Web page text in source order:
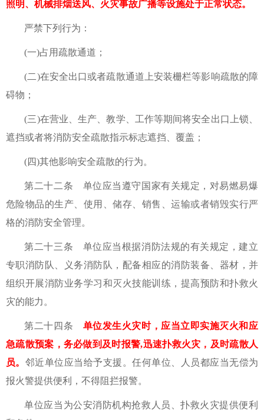
照明、机械排烟送风、火灾事故广播等设施处于正常状态。
严禁下列行为：
(一)占用疏散通道；
(二)在安全出口或者疏散通道上安装栅栏等影响疏散的障
碍物；
(三)在营业、生产、教学、工作等期间将安全出口上锁、
遮挡或者将消防安全疏散指示标志遮挡、覆盖；
(四)其他影响安全疏散的行为。
第二十二条 单位应当遵守国家有关规定，对易燃易爆
危险物品的生产、使用、储存、销售、运输或者销毁实行严
格的消防安全管理。
第二十三条 单位应当根据消防法规的有关规定，建立
专职消防队、义务消防队，配备相应的消防装备、器材，并
组织开展消防业务学习和灭火技能训练，提高预防和扑救火
灾的能力。
第二十四条 单位发生火灾时，应当立即实施灭火和应
急疏散预案，务必做到及时报警,迅速扑救火灾，及时疏散人
员。 邻近单位应当给予支援。任何单位、人员都应当无偿为
报火警提供便利，不得阻拦报警。
单位应当为公安消防机构抢救人员、扑救火灾提供便利